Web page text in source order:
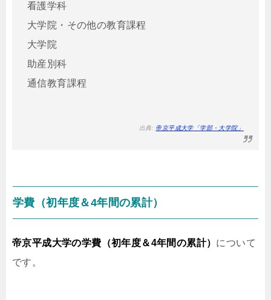
看護学科
大学院・その他の教育課程
大学院
助産別科
通信教育課程
出典: 帝京平成大学「学部・大学院」
学費（初年度＆4年間の累計）
帝京平成大学の学費（初年度＆4年間の累計） について
です。